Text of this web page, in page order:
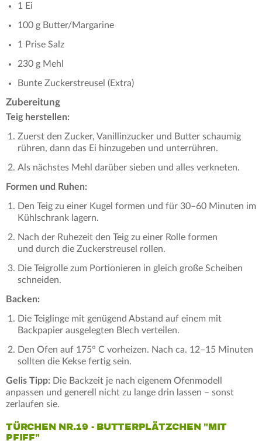
1 Ei
100 g Butter/Margarine
1 Prise Salz
230 g Mehl
Bunte Zuckerstreusel (Extra)
Zubereitung
Teig herstellen:
Zuerst den Zucker, Vanillinzucker und Butter schaumig
rühren, dann das Ei hinzugeben und unterrühren.
Als nächstes Mehl darüber sieben und alles verkneten.
Formen und Ruhen:
Den Teig zu einer Kugel formen und für 30–60 Minuten im
Kühlschrank lagern.
Nach der Ruhezeit den Teig zu einer Rolle formen
und durch die Zuckerstreusel rollen.
Die Teigrolle zum Portionieren in gleich große Scheiben
schneiden.
Backen:
Die Teiglinge mit genügend Abstand auf einem mit
Backpapier ausgelegten Blech verteilen.
Den Ofen auf 175° C vorheizen. Nach ca. 12–15 Minuten
sollten die Kekse fertig sein.
Gelis Tipp: Die Backzeit je nach eigenem Ofenmodell
anpassen und generell nicht zu lange drin lassen – sonst
zerlaufen sie.
TÜRCHEN NR.19 - BUTTERPLÄTZCHEN "MIT
PFIFF"